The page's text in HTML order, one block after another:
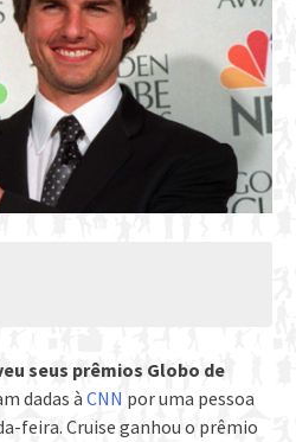
seus prêmios Globo de
dadas à CNN por uma pessoa
feira. Cruise ganhou o prêmio